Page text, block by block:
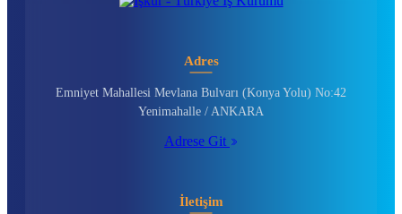
Adres
Emniyet Mahallesi Mevlana Bulvarı (Konya Yolu) No:42
Yenimahalle / ANKARA
Adrese Git
İletişim